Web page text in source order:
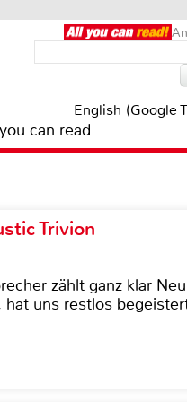
English (Google
can read
Trivion
zählt ganz klar
uns restlos